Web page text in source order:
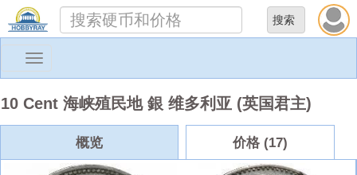
Toggle
10 Cent 海峡殖民地 銀 维多利亚 (英国君主)
概览 价格 (17)